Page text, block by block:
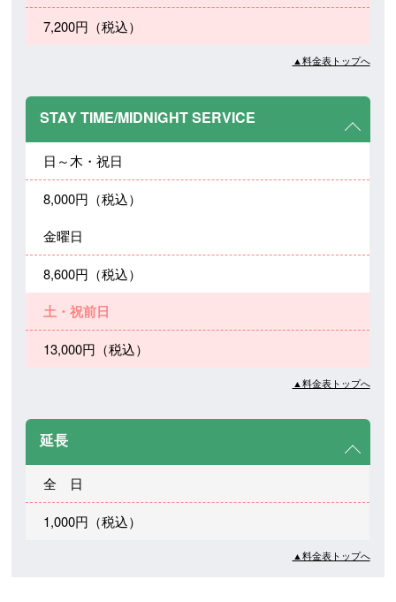
7,200円（税込）
▲料金表トップへ
STAY TIME/MIDNIGHT SERVICE
日～木・祝日
8,000円（税込）
金曜日
8,600円（税込）
土・祝前日
13,000円（税込）
▲料金表トップへ
延長
全 日
1,000円（税込）
▲料金表トップへ